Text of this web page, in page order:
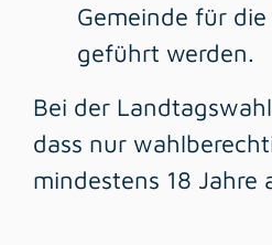
Gemeinde für
geführt werden.
Bei der
dass nur
mindestens 18 Jahre